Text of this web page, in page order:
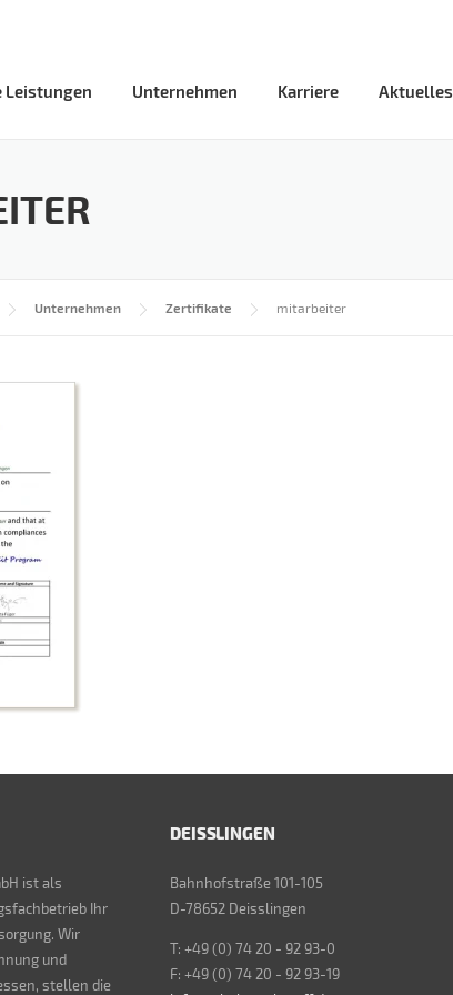
Leistungen Unternehmen Karriere Aktuelles
Unternehmen Zertifikate mitarbeiter
ist als
Ihr
Wir
und
stellen die
DEISSLINGEN
Bahnhofstraße 101-105
D-78652 Deisslingen
T: +49 (0) 74 20 - 92 93-0
F: +49 (0) 74 20 - 92 93-19